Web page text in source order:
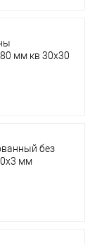
мм кв 30х30
без
мм